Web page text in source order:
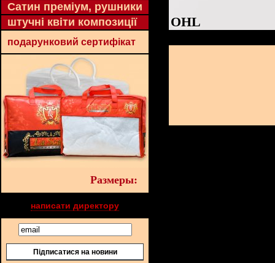
Сатин преміум, рушники
штучні квіти композиції
подарунковий сертифікат
Размеры:
написати директору
Підписатися на новини
OHL